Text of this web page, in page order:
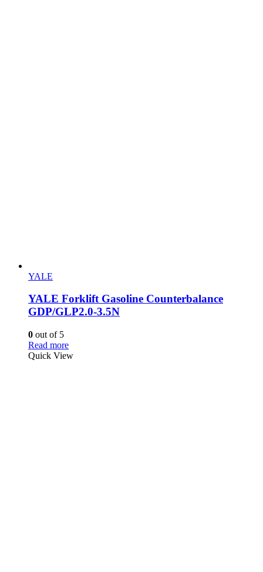
YALE
YALE Forklift Gasoline Counterbalance
GDP/GLP2.0-3.5N
0 out of 5
Read more
Quick View